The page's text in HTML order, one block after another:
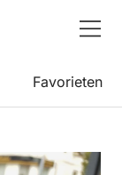
Favorieten